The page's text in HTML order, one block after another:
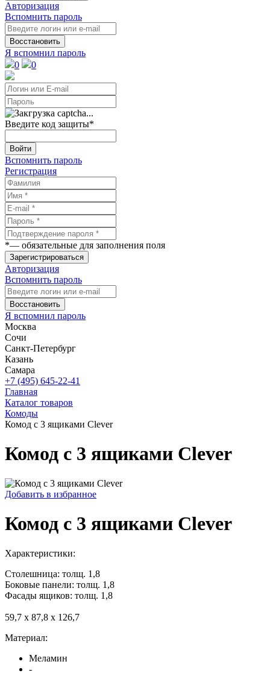
Авторизация
Вспомнить пароль
Восстановить
Я вспомнил пароль
0
0
Введите код защиты*
Войти
Вспомнить пароль
Регистрация
*— обязательные для заполнения поля
Зарегистрироваться
Авторизация
Вспомнить пароль
Восстановить
Я вспомнил пароль
Москва
Сочи
Санкт-Петербург
Казань
Самара
+7 (495) 645-22-41
Главная
Каталог товаров
Комоды
Комод с 3 ящиками Clever
Комод с 3 ящиками Clever
Добавить в избранное
Комод с 3 ящиками Clever
Характеристики:
Столешница: толщ. 1,8
Боковые панели: толщ. 1,8
Фасады ящиков: толщ. 1,8
59,7 х 87,8 х 126,7
Материал:
Меламин
-